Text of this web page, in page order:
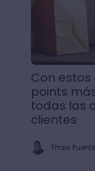
Con
points
todas las
clientes
Thais